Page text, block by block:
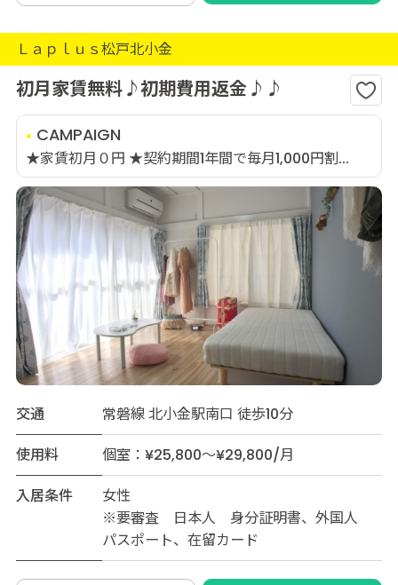
Ｌａｐｌｕｓ松戸北小金
初月家賃無料♪初期費用返金♪♪
CAMPAIGN
★家賃初月０円 ★契約期間1年間で毎月1,000円割...
交通
常磐線 北小金駅南口 徒歩10分
使用料
個室：¥25,800～¥29,800/月
入居条件
女性
※要審査 日本人 身分証明書、外国人
パスポート、在留カード